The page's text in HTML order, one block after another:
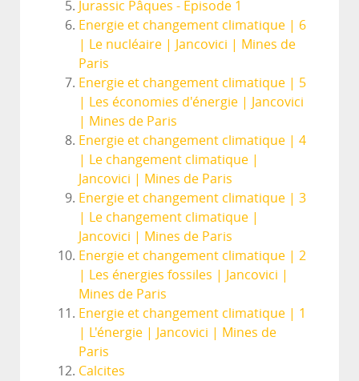
Jurassic Pâques - Episode 1
Energie et changement climatique | 6
| Le nucléaire | Jancovici | Mines de
Paris
Energie et changement climatique | 5
| Les économies d'énergie | Jancovici
| Mines de Paris
Energie et changement climatique | 4
| Le changement climatique |
Jancovici | Mines de Paris
Energie et changement climatique | 3
| Le changement climatique |
Jancovici | Mines de Paris
Energie et changement climatique | 2
| Les énergies fossiles | Jancovici |
Mines de Paris
Energie et changement climatique | 1
| L'énergie | Jancovici | Mines de
Paris
Calcites